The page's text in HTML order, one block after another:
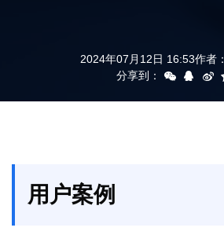
2024年07月12日 16:53作者：
分享到：
用户案例